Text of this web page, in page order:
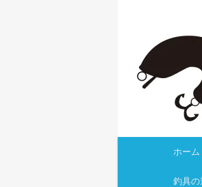
無料
の返却
メ
ホーム
釣具の